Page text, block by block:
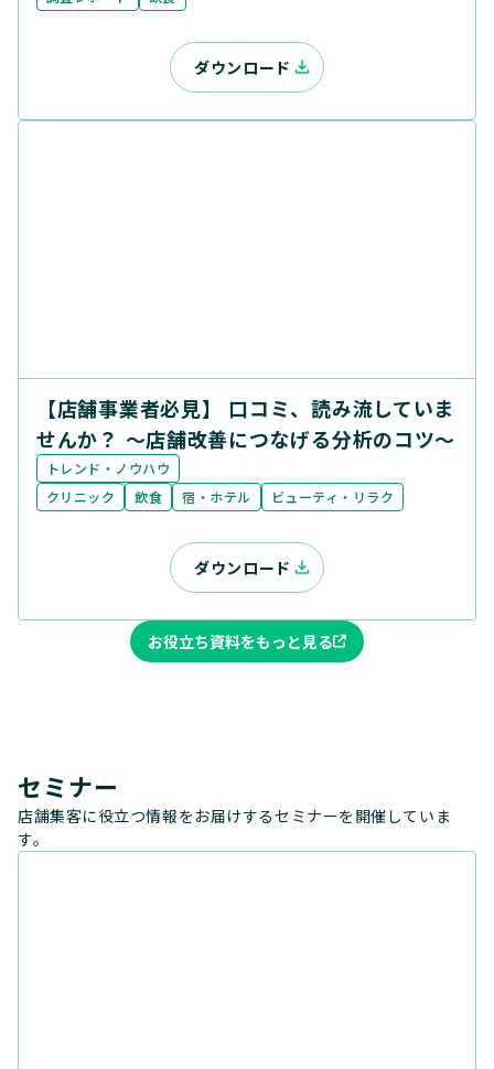
ダウンロード
【店舗事業者必見】 口コミ、読み流していま
せんか？ ～店舗改善につなげる分析のコツ～
トレンド・ノウハウ
クリニック
飲食 宿・ホテル ビューティ・リラク
ダウンロード
お役立ち資料をもっと見る
セミナー
店舗集客に役立つ情報をお届けするセミナーを開催していま
す。